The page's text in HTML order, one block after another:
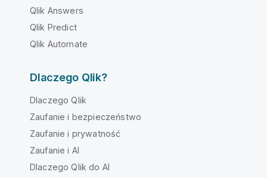
Qlik Answers
Qlik Predict
Qlik Automate
Dlaczego Qlik?
Dlaczego Qlik
Zaufanie i bezpieczeństwo
Zaufanie i prywatność
Zaufanie i AI
Dlaczego Qlik do AI